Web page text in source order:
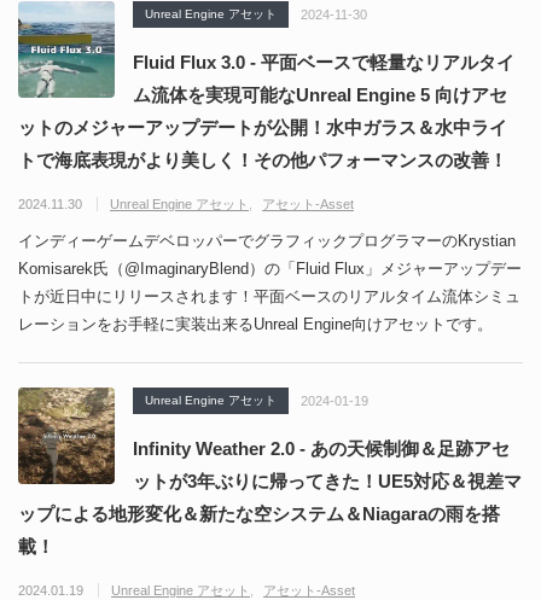
er向けAIエージェン
CGMatter
Unreal Engine アセット 2024-11-30
Fluid Flux 3.0 - 平面ベースで軽量なリアルタイ
ム流体を実現可能なUnreal Engine 5 向けアセ
ットのメジャーアップデートが公開！水中ガラス＆水中ライ
トで海底表現がより美しく！その他パフォーマンスの改善！
2024.11.30 Unreal Engine アセット アセット-Asset
インディーゲームデベロッパーでグラフィックプログラマーのKrystian
Komisarek氏（@ImaginaryBlend）の「Fluid Flux」メジャーアップデー
トが近日中にリリースされます！平面ベースのリアルタイム流体シミュ
レーションをお手軽に実装出来るUnreal Engine向けアセットです。
Unreal Engine アセット 2024-01-19
Infinity Weather 2.0 - あの天候制御＆足跡アセ
ットが3年ぶりに帰ってきた！UE5対応＆視差マ
ップによる地形変化＆新たな空システム＆Niagaraの雨を搭
載！
2024.01.19 Unreal Engine アセット アセット-Asset